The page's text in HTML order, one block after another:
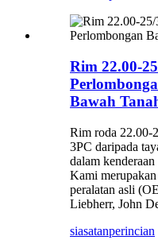
Rim 22.00-
Bawah
Rim roda 22.00-
3PC daripada
dalam
Kami
peralatan asli
Liebherr, John
siasatanperincian